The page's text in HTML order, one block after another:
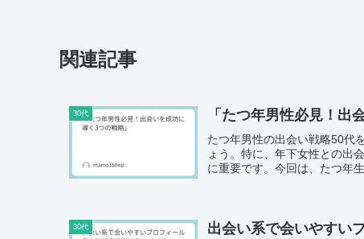
関連記事
30代 「たつ年男性必見！出
たつ年男性の出会い戦略50代
ょう。特に、年下女性との出
に重要です。今回は、たつ年
30代 出会い系で会いやすい